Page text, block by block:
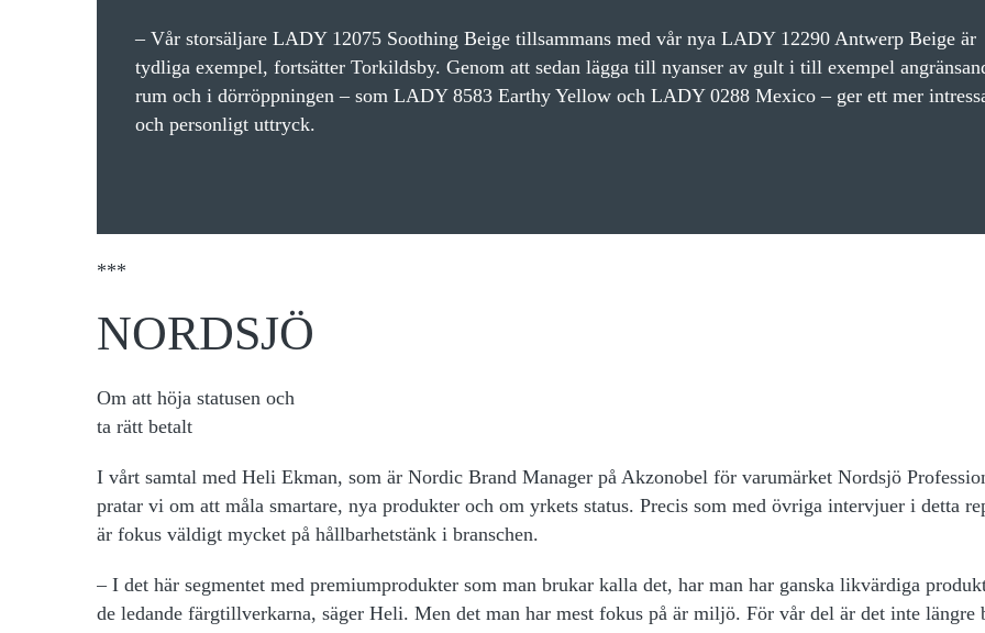
– Vår storsäljare LADY 12075 Soothing Beige tillsammans med vår nya LADY 12290 Antwerp Beige är
tydliga exempel, fortsätter Torkildsby. Genom att sedan lägga till nyanser av gult i till exempel
rum och i dörröppningen – som LADY 8583 Earthy Yellow och LADY 0288 Mexico – ger ett mer
och personligt uttryck.
***
NORDSJÖ
Om att höja statusen och
ta rätt betalt
I vårt samtal med Heli Ekman, som är Nordic Brand Manager på Akzonobel för varumärket Nordsjö
pratar vi om att måla smartare, nya produkter och om yrkets status. Precis som med övriga intervjuer i detta
är fokus väldigt mycket på hållbarhetstänk i branschen.
– I det här segmentet med premiumprodukter som man brukar kalla det, har man har ganska likvärdiga
de ledande färgtillverkarna, säger Heli. Men det man har mest fokus på är miljö. För vår del är det inte längre